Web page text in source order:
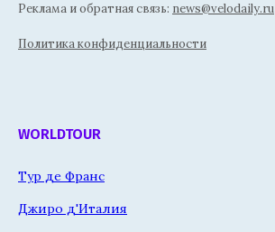
Реклама и обратная связь: news@velodaily.ru
Политика конфиденциальности
WORLDTOUR
Тур де Франс
Джиро д'Италия